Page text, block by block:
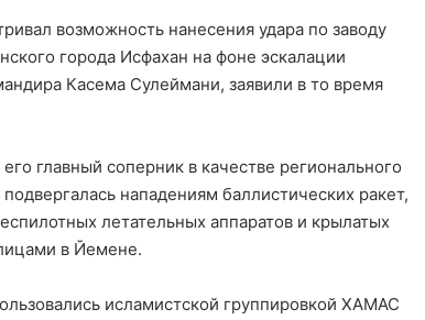
возможность нанесения удара по заводу
города Исфахан на фоне эскалации
Касема Сулеймани, заявили в то время
главный соперник в качестве регионального
нападениям баллистических ракет,
летательных аппаратов и крылатых
в Йемене.
исламистской группировкой ХАМАС